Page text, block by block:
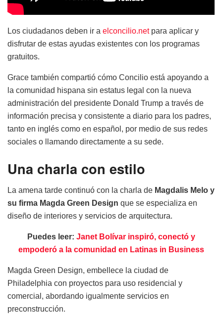
Los ciudadanos deben ir a elconcilio.netpara aplicar y
disfrutar de estas ayudas existentes con los programas
gratuitos.
Grace también compartió cómo Concilio está apoyando a
la comunidad hispana sin estatus legal con la nueva
administración del presidente Donald Trump a través de
información precisa y consistente a diario para los padres,
tanto en inglés como en español, por medio de sus redes
sociales o llamando directamente a su sede.
Una charla con estilo
La amena tarde continuó con la charla de Magdalis Melo y
su firma Magda Green Design que se especializa en
diseño de interiores y servicios de arquitectura.
Puedes leer: Janet Bolívar inspiró, conectó y
empoderó a la comunidad en Latinas in Business
Magda Green Design, embellece la ciudad de
Philadelphia con proyectos para uso residencial y
comercial, abordando igualmente servicios en
preconstrucción.